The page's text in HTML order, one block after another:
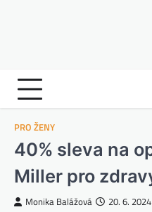
PRO ŽENY
40% sleva na
Miller pro
Monika Balážová 20. 6. 2024